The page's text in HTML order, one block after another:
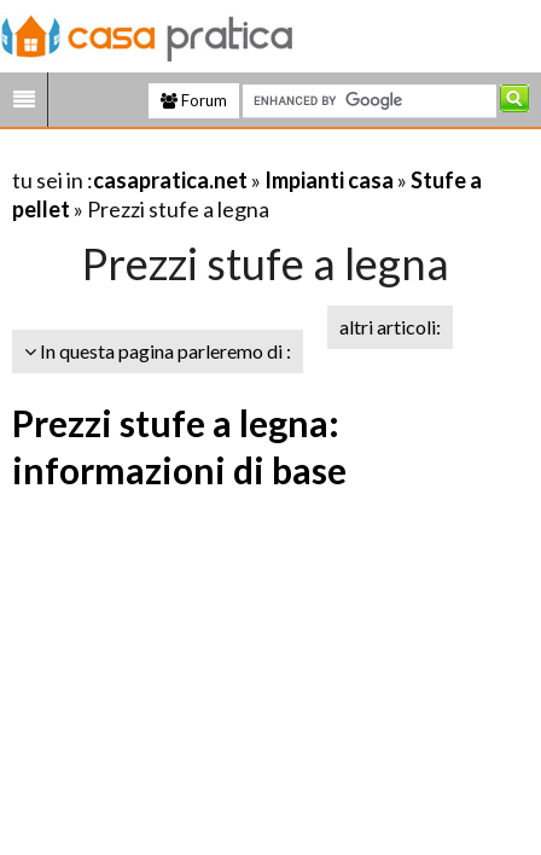
Forum
tu sei in :casapratica.net » Impianti casa »Stufe a
pellet » Prezzi stufe a legna
Prezzi stufe a legna
In questa pagina parleremo di :
altri articoli:
Prezzi stufe a legna:
informazioni di base